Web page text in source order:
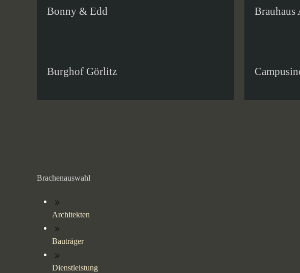
Bonny & Edd Brauhaus
Burghof Görlitz
Brachenauswahl
Architekten
Bauträger
Dienstleistung